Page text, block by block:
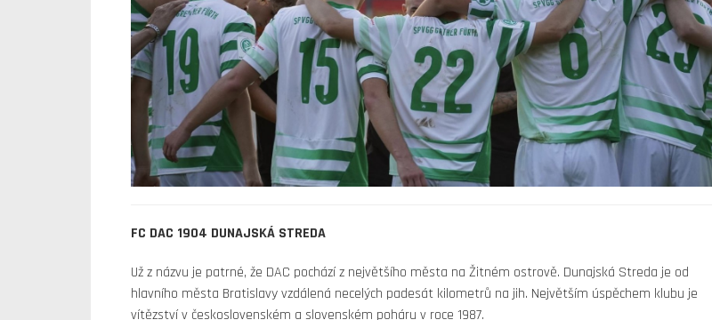
FC DAC 1904 DUNAJSKÁ STREDA
Už z názvu je patrné, že DAC pochází z největšího města na Žitném ostrově. Dunajská Streda je od
hlavního města Bratislavy vzdálená necelých padesát kilometrů na jih. Největším úspěchem klubu je
vítězství v československém a slovenském poháru v roce 1987.